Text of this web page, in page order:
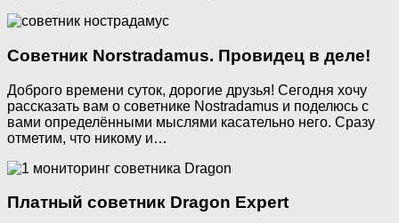
Советник Norstradamus. Провидец в деле!
Доброго времени суток, дорогие друзья! Сегодня хочу
рассказать вам о советнике Nostradamus и поделюсь с
вами определёнными мыслями касательно него. Сразу
отметим, что никому и…
Платный советник Dragon Expert